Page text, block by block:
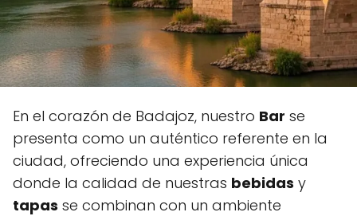
En el corazón de Badajoz, nuestro Bar se
presenta como un auténtico referente en la
ciudad, ofreciendo una experiencia única
donde la calidad de nuestras bebidas y
tapas se combinan con un ambiente